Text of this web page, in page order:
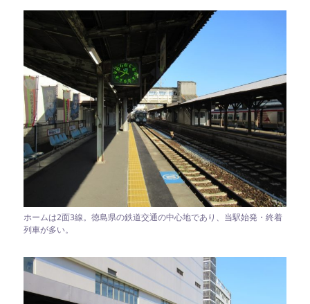
ホームは2面3線。徳島県の鉄道交通の中心地であり、当駅始発・終着
列車が多い。